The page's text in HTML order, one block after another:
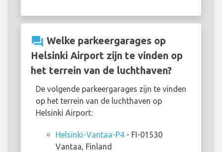
question_answer Welke parkeergarages op
Helsinki Airport zijn te vinden op
het terrein van de luchthaven?
De volgende parkeergarages zijn te vinden
op het terrein van de luchthaven op
Helsinki Airport:
Helsinki-Vantaa-P4 - FI-01530
Vantaa, Finland